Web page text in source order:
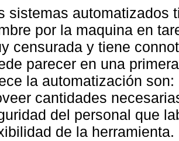
sistemas automatizados
por la maquina en
censurada y tiene
parecer en una
la automatización
cantidades
del personal que
de la herramienta.